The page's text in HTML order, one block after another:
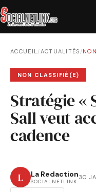
ACCUEIL/ACTUALITÉS /
NON CLASSIFIÉ(E)
Stratégie «
Sall veut
cadence
L La Redaction
SOCIALNETLINK
30